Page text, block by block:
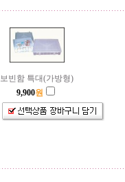
보빈함 특대(가방형)
9,900원